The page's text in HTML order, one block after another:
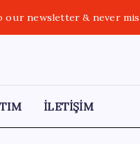
our newsletter & never
İLETİŞİM